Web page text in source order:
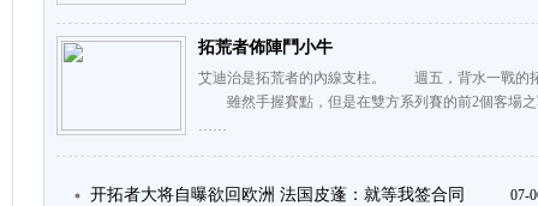
拓荒者佈陣鬥小牛
艾迪治是拓荒者的內線支柱。 週五，背水一戰的
雖然手握賽點，但是在雙方系列賽的前2個客場之
……
开拓者大将自曝欲回欧洲 法国皮蓬：就等我签合同 07-